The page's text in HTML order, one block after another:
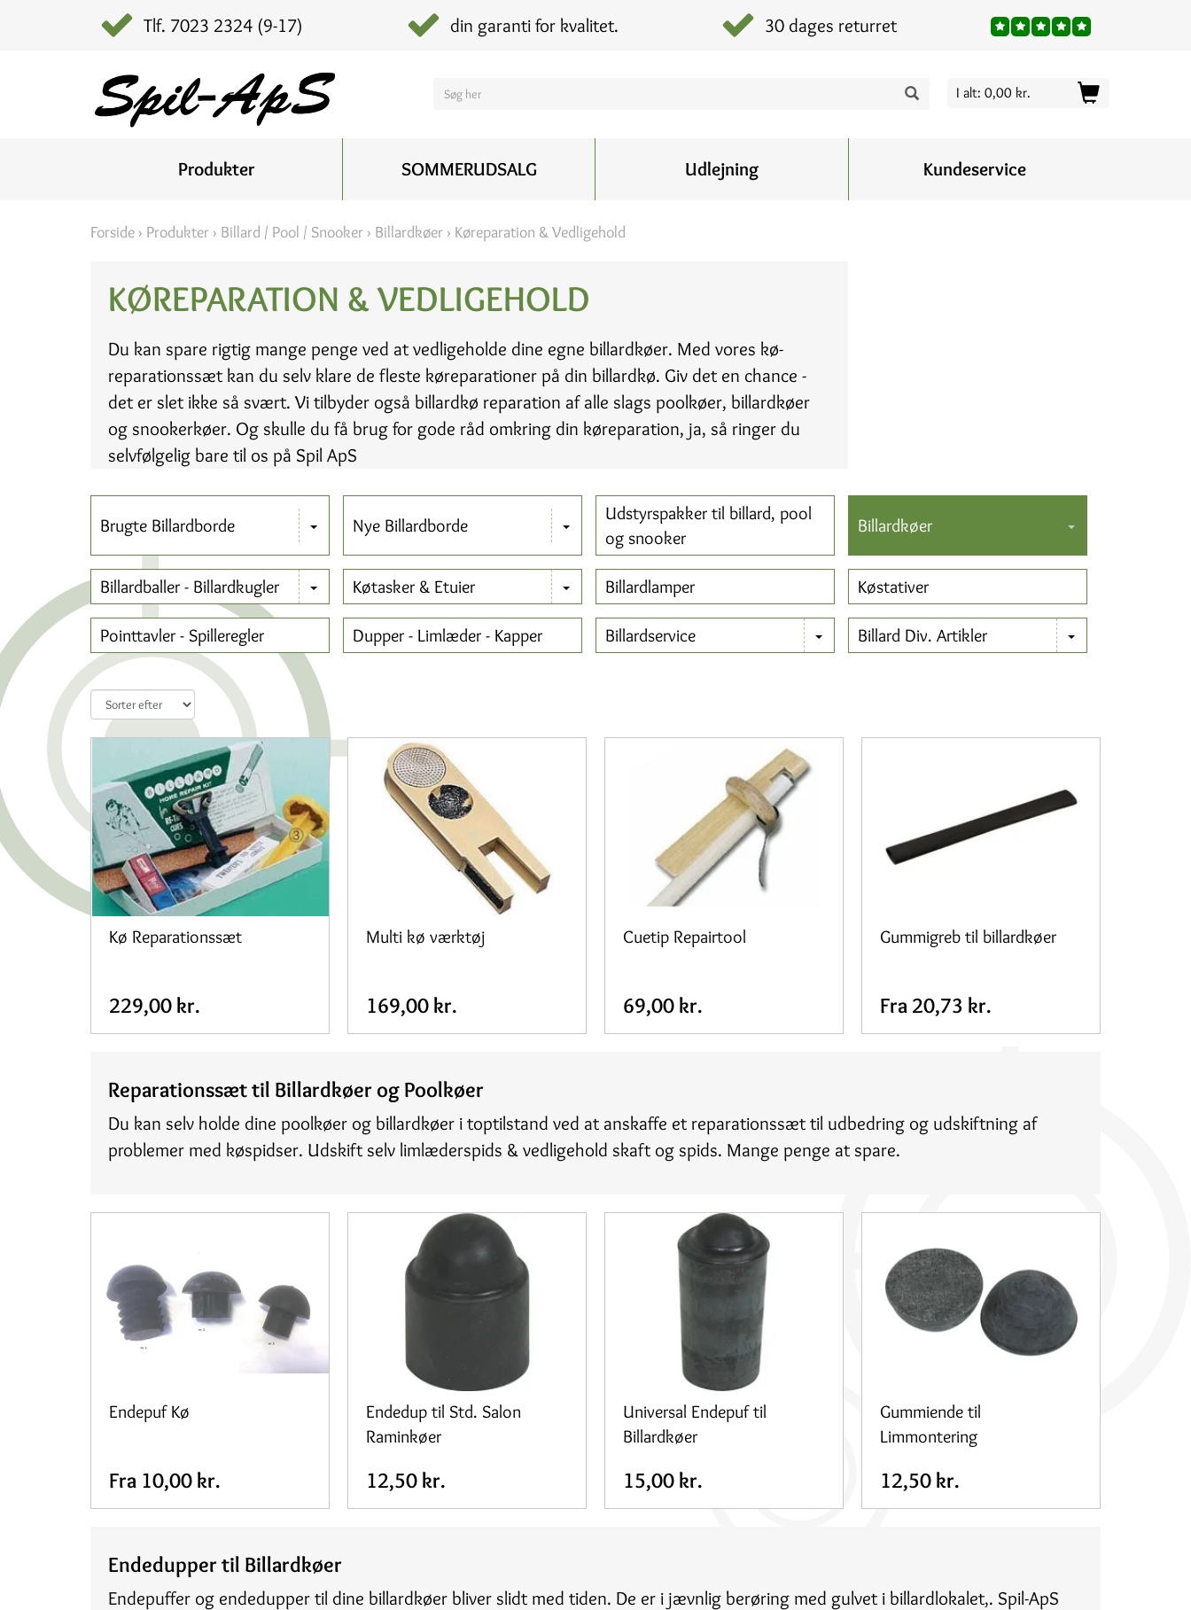
Tlf. 7023 2324 (9-17) din garanti for kvalitet. 30 dages returret
I alt: 0,00 kr.
Produkter SOMMERUDSALG Udlejning Kundeservice
Forside › Produkter › Billard / Pool / Snooker › Billardkøer › Køreparation & Vedligehold
KØREPARATION & VEDLIGEHOLD
Du kan spare rigtig mange penge ved at vedligeholde dine egne billardkøer. Med vores kø-
reparationssæt kan du selv klare de fleste køreparationer på din billardkø. Giv det en chance -
det er slet ikke så svært. Vi tilbyder også billardkø reparation af alle slags poolkøer, billardkøer
og snookerkøer. Og skulle du få brug for gode råd omkring din køreparation, ja, så ringer du
selvfølgelig bare til os på Spil ApS
Brugte Billardborde Nye Billardborde
Udstyrspakker til billard, pool
og snooker
Billardkøer
Billardballer - Billardkugler Køtasker & Etuier Billardlamper Køstativer
Pointtavler - Spilleregler Dupper - Limlæder - Kapper Billardservice Billard Div. Artikler
Kø Reparationssæt
229,00 kr.
Multi kø værktøj
169,00 kr.
Cuetip Repairtool
69,00 kr.
Gummigreb til billardkøer
Fra 20,73 kr.
Reparationssæt til Billardkøer og Poolkøer
Du kan selv holde dine poolkøer og billardkøer i toptilstand ved at anskaffe et reparationssæt til udbedring og udskiftning af
problemer med køspidser. Udskift selv limlæderspids & vedligehold skaft og spids. Mange penge at spare.
Endepuf Kø
Fra 10,00 kr.
Endedup til Std. Salon
Raminkøer
12,50 kr.
Universal Endepuf til
Billardkøer
15,00 kr.
Gummiende til
Limmontering
12,50 kr.
Endedupper til Billardkøer
Endepuffer og endedupper til dine billardkøer bliver slidt med tiden. De er i jævnlig berøring med gulvet i billardlokalet,. Spil-ApS